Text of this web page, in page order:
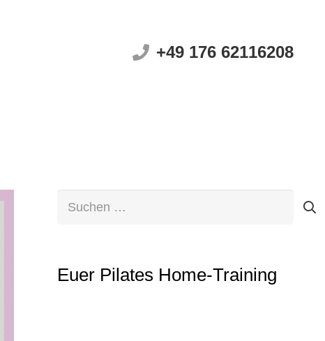
+49 176 62116208
Suchen
Euer Pilates Home-Training